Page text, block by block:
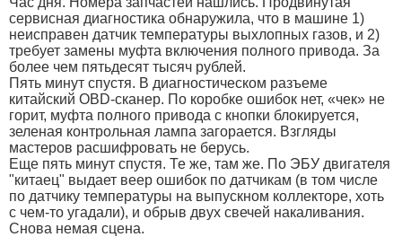
сервисная диагностика обнаружила, что в машине 1)
неисправен датчик температуры выхлопных газов, и 2)
требует замены муфта включения полного привода. За
более чем пятьдесят тысяч рублей.
Пять минут спустя. В диагностическом разъеме
китайский OBD-сканер. По коробке ошибок нет, «чек» не
горит, муфта полного привода с кнопки блокируется,
зеленая контрольная лампа загорается. Взгляды
мастеров расшифровать не берусь.
Еще пять минут спустя. Те же, там же. По ЭБУ двигателя
"китаец" выдает веер ошибок по датчикам (в том числе
по датчику температуры на выпускном коллекторе, хоть
с чем-то угадали), и обрыв двух свечей накаливания.
Снова немая сцена.